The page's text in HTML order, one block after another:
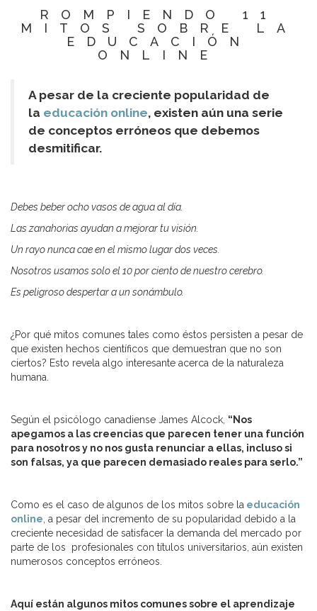
ROMPIENDO 11
MITOS SOBRE LA
EDUCACIÓN
ONLINE
A pesar de la creciente popularidad de
la educación online, existen aún una serie
de conceptos erróneos que debemos
desmitificar.
Debes beber ocho vasos de agua al día.
Las zanahorias ayudan a mejorar tu visión.
Un rayo nunca cae en el mismo lugar dos veces.
Nosotros usamos solo el 10 por ciento de nuestro cerebro.
Es peligroso despertar a un sonámbulo.
¿Por qué mitos comunes tales como éstos persisten a pesar de
que existen hechos científicos que demuestran que no son
ciertos? Esto revela algo interesante acerca de la naturaleza
humana.
Según el psicólogo canadiense James Alcock, “Nos
apegamos a las creencias que parecen tener una función
para nosotros y no nos gusta renunciar a ellas, incluso si
son falsas, ya que parecen demasiado reales para serlo.”
Como es el caso de algunos de los mitos sobre la educación
online , a pesar del incremento de su popularidad debido a la
creciente necesidad de satisfacer la demanda del mercado por
parte de los profesionales con títulos universitarios, aún existen
numerosos conceptos erróneos.
Aquí están algunos mitos comunes sobre el aprendizaje